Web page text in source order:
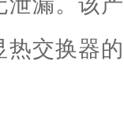
热交换器